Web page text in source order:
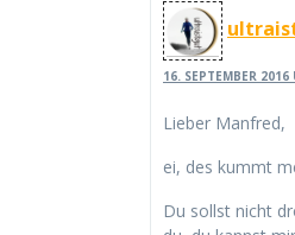
16. SEPTEMBER
Lieber Manfred,
ei, des kummt
Du sollst nicht